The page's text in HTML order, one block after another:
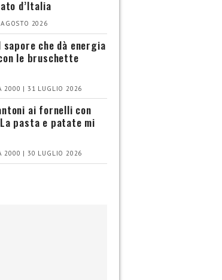
d’Italia
2026
sapore che dà energia
le bruschette
2000 | 31 LUGLIO 2026
ai fornelli con
pasta e patate mi
2000 | 30 LUGLIO 2026